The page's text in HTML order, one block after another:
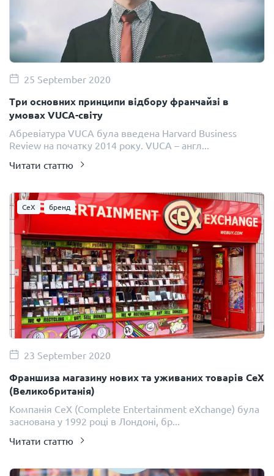
25 September 2020
Три основних принципи відбору франчайзі в
умовах VUCA-світу
Абревіатура VUCA була введена Harvard Business
Review на початку 2014 року. VUCA – англ...
Читати статтю
CeX бренд
23 September 2020
Франшиза магазину нових та уживаних товарів CeX
(Великобританія)
Компанія CeX (Complete Entertainment eXchange) була
заснована у 1992 році в Лондоні, бр...
Читати статтю